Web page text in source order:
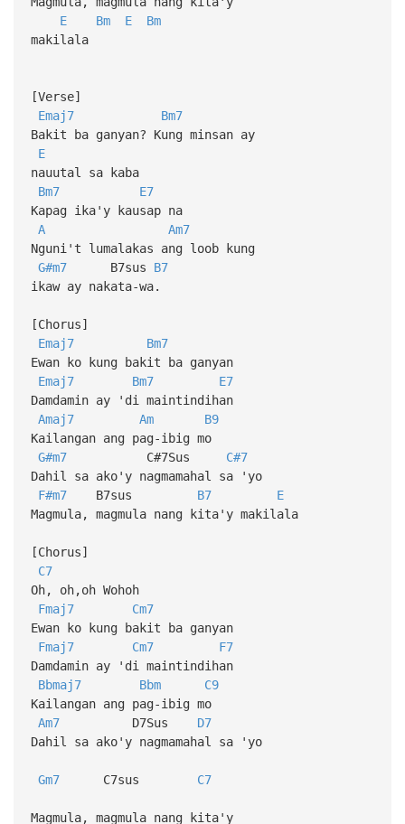
E
Bm E
Bm
makilala
[Verse]
Emaj7
Bm7
Bakit ba ganyan? Kung minsan ay
E
nauutal sa kaba
Bm7
E7
Kapag ika'y kausap na
A
Am7
Nguni't lumalakas ang loob kung
G#m7B7sus B7
ikaw ay nakata-wa.
[Chorus]
Emaj7
Bm7
Ewan ko kung bakit ba ganyan
Emaj7
Bm7
E7
Damdamin ay 'di maintindihan
Amaj7
Am
B9
Kailangan ang pag-ibig mo
G#m7C#7Sus C#7
Dahil sa ako'y nagmamahal sa 'yo
F#m7B7sus B7
E
Magmula, magmula nang kita'y makilala
[Chorus]
C7
Oh, oh,oh Wohoh
Fmaj7
Cm7
Ewan ko kung bakit ba ganyan
Fmaj7
Cm7
F7
Damdamin ay 'di maintindihan
Bbmaj7
Bbm
C9
Kailangan ang pag-ibig mo
Am7D7Sus D7
Dahil sa ako'y nagmamahal sa 'yo
Gm7C7sus C7
Magmula, magmula nang kita'y